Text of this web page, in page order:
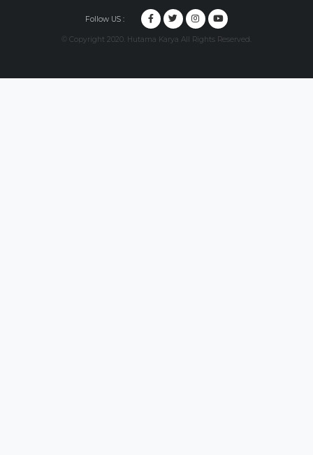
Follow US :
© Copyright 2020. Hutama Karya All Rights Reserved.